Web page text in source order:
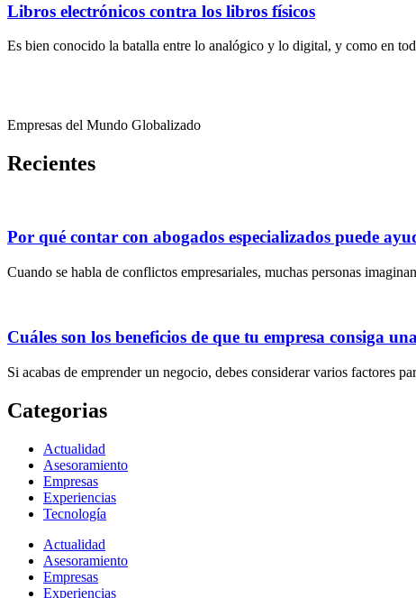
Libros electrónicos contra los libros físicos
Es bien conocido la batalla entre lo analógico y lo digital, y como en
Empresas del Mundo Globalizado
Recientes
Por qué contar con abogados especializados puede
Cuando se habla de conflictos empresariales, muchas personas
Cuáles son los beneficios de que tu empresa consiga
Si acabas de emprender un negocio, debes considerar varios factores
Categorias
Actualidad
Asesoramiento
Empresas
Experiencias
Tecnología
Actualidad
Asesoramiento
Empresas
Experiencias